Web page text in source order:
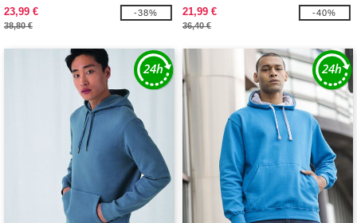
durchgehendem Reißverschluss
23,99 €
38,80 €
-38%
durchgehendem Reißverschluss
21,99 €
36,40 €
-40%